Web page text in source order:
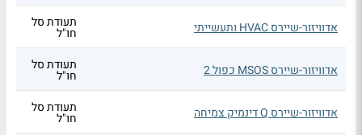
אדוויזור-שיירס HVAC ותעשייתי תעודת סל
חו"ל
אדוויזור-שיירס MSOS כפול 2 תעודת סל
חו"ל
אדוויזור-שיירס Q דינמיק צמיחה תעודת סל
חו"ל